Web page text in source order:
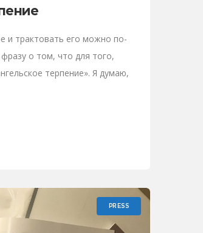
и трактовать его можно по-
о том, что для того,
терпение». Я думаю,
PRESS